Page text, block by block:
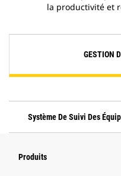
la productivité et
GESTION
Système De Suivi Des
Produits